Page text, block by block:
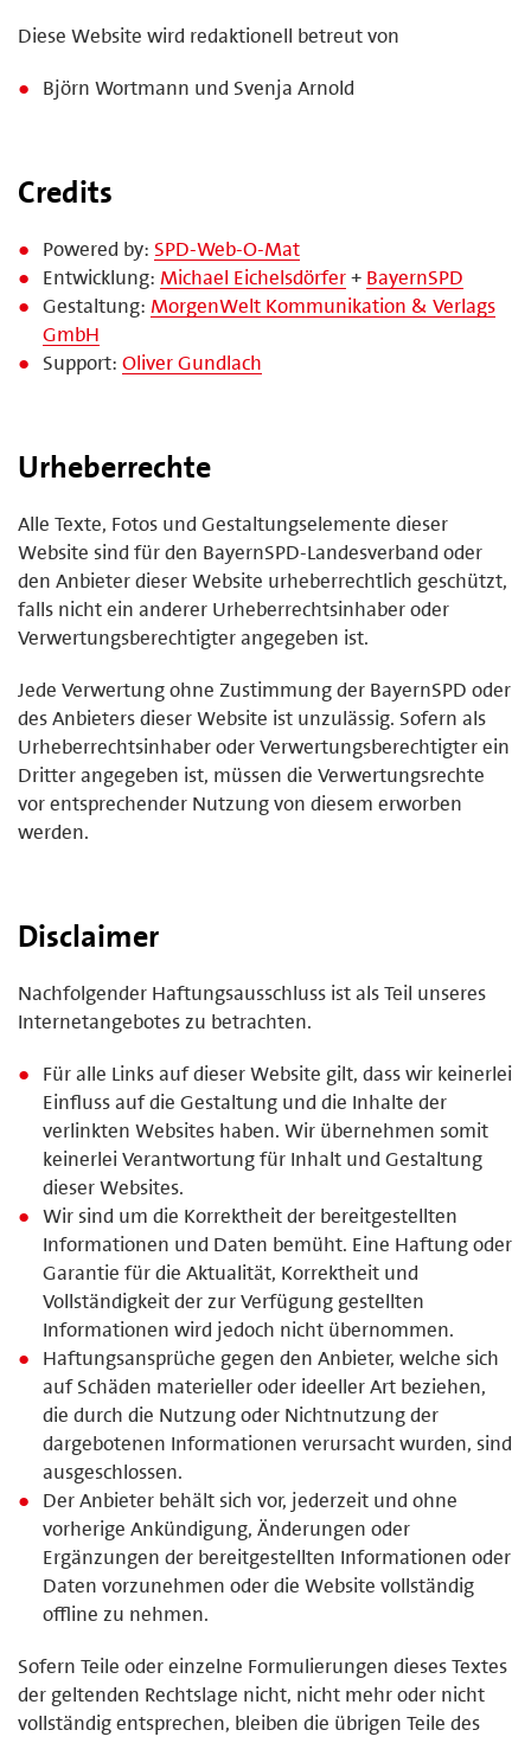
Diese Website wird redaktionell betreut von
Björn Wortmann und Svenja Arnold
Credits
Powered by: SPD-Web-O-Mat
Entwicklung:Michael Eichelsdörfer+ BayernSPD
Gestaltung:MorgenWelt Kommunikation & Verlags
GmbH
Support:Oliver Gundlach
Urheberrechte
Alle Texte, Fotos und Gestaltungselemente dieser
Website sind für den BayernSPD-Landesverband oder
den Anbieter dieser Website urheberrechtlich geschützt,
falls nicht ein anderer Urheberrechtsinhaber oder
Verwertungsberechtigter angegeben ist.
Jede Verwertung ohne Zustimmung der BayernSPD oder
des Anbieters dieser Website ist unzulässig. Sofern als
Urheberrechtsinhaber oder Verwertungsberechtigter ein
Dritter angegeben ist, müssen die Verwertungsrechte
vor entsprechender Nutzung von diesem erworben
werden.
Disclaimer
Nachfolgender Haftungsausschluss ist als Teil unseres
Internetangebotes zu betrachten.
Für alle Links auf dieser Website gilt, dass wir keinerlei
Einfluss auf die Gestaltung und die Inhalte der
verlinkten Websites haben. Wir übernehmen somit
keinerlei Verantwortung für Inhalt und Gestaltung
dieser Websites.
Wir sind um die Korrektheit der bereitgestellten
Informationen und Daten bemüht. Eine Haftung oder
Garantie für die Aktualität, Korrektheit und
Vollständigkeit der zur Verfügung gestellten
Informationen wird jedoch nicht übernommen.
Haftungsansprüche gegen den Anbieter, welche sich
auf Schäden materieller oder ideeller Art beziehen,
die durch die Nutzung oder Nichtnutzung der
dargebotenen Informationen verursacht wurden, sind
ausgeschlossen.
Der Anbieter behält sich vor, jederzeit und ohne
vorherige Ankündigung, Änderungen oder
Ergänzungen der bereitgestellten Informationen oder
Daten vorzunehmen oder die Website vollständig
offline zu nehmen.
Sofern Teile oder einzelne Formulierungen dieses Textes
der geltenden Rechtslage nicht, nicht mehr oder nicht
vollständig entsprechen, bleiben die übrigen Teile des